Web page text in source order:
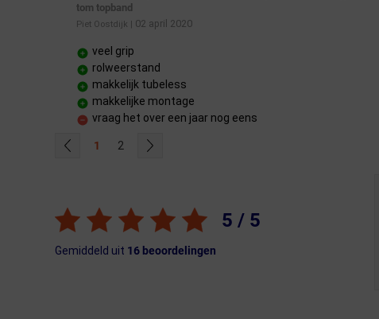
tom topband
Piet Oostdijk | 02 april 2020
veel grip
rolweerstand
makkelijk tubeless
makkelijke montage
vraag het over een jaar nog eens
1 2
5 / 5
Gemiddeld uit 16 beoordelingen